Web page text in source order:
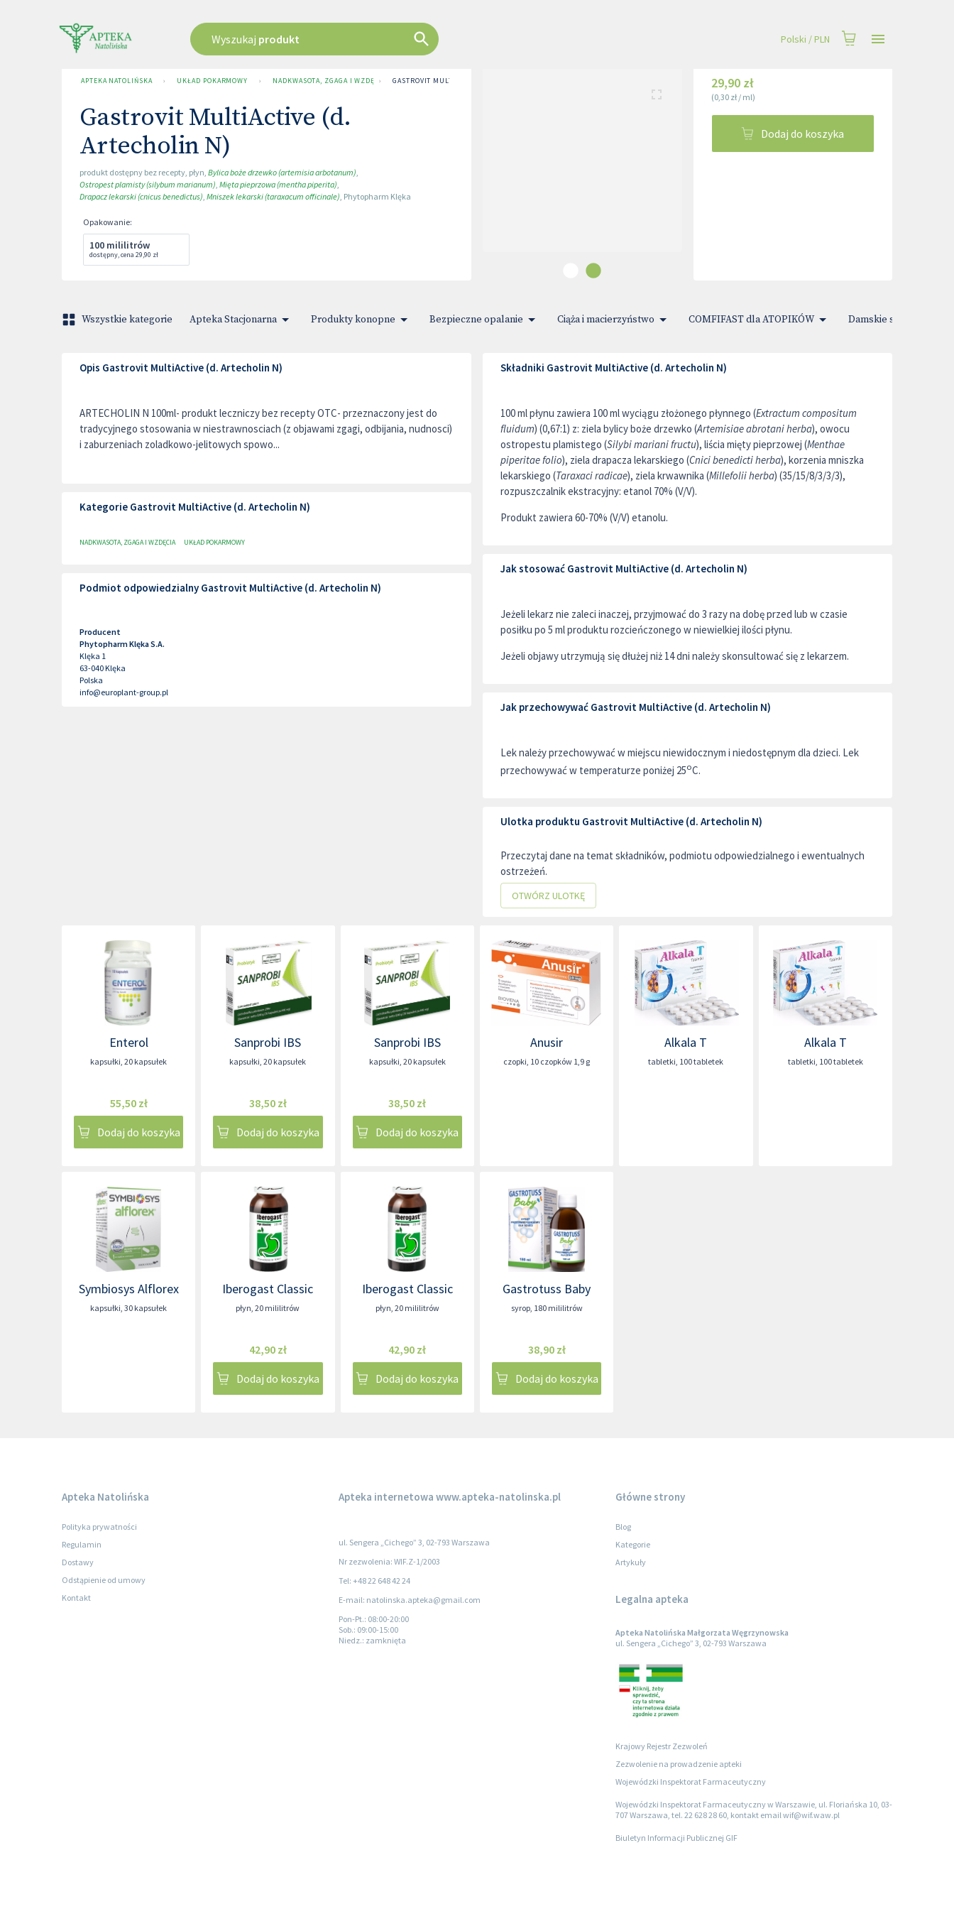
Wyszukaj produkt Polski /PLN
APTEKA NATOLIŃSKA › UKŁAD POKARMOWY › NADKWASOTA, ZGAGA I WZDĘCIA
› GASTROVIT MULTIACTIVE (D. ARTECHOLIN N)
Gastrovit MultiActive (d.
Artecholin N)
produkt dostępny bez recepty, płyn, Bylica boże drzewko (artemisia arbotanum),
Ostropest plamisty (silybum marianum), Mięta pieprzowa (mentha piperita),
Drapacz lekarski (cnicus benedictus), Mniszek lekarski (taraxacum officinale), Phytopharm Klęka
Opakowanie:
100 mililitrów
dostępny,cena 29,90 zł
29,90 zł
(0,30 zł/ ml)
Dodaj do koszyka
Wszystkie kategorie Apteka Stacjonarna Produkty konopne Bezpieczne opalanie Ciąża i macierzyństwo COMFIFAST dla ATOPIKÓW Damskie sprawy
Opis Gastrovit MultiActive (d. Artecholin N)
ARTECHOLIN N 100ml- produkt leczniczy bez recepty OTC- przeznaczony jest do
tradycyjnego stosowania w niestrawnosciach (z objawami zgagi, odbijania, nudnosci)
i zaburzeniach zoladkowo-jelitowych spowo...
Kategorie Gastrovit MultiActive (d. Artecholin N)
NADKWASOTA, ZGAGA I WZDĘCIA UKŁAD POKARMOWY
Podmiot odpowiedzialny Gastrovit MultiActive (d. Artecholin N)
Producent
Phytopharm Klęka S.A.
Klęka 1
63-040Klęka
Polska
info@europlant-group.pl
Składniki Gastrovit MultiActive (d. Artecholin N)
100 ml płynu zawiera 100 ml wyciągu złożonego płynnego (Extractum compositum
fluidum) (0,67:1) z: ziela bylicy boże drzewko (Artemisiae abrotani herba), owocu
ostropestu plamistego (Silybi mariani fructu), liścia mięty pieprzowej (Menthae
piperitae folio), ziela drapacza lekarskiego (Cnici benedicti herba), korzenia mniszka
lekarskiego (Taraxaci radicae), ziela krwawnika (Millefolii herba) (35/15/8/3/3/3),
rozpuszczalnik ekstracyjny: etanol 70% (V/V).
Produkt zawiera 60-70% (V/V) etanolu.
Jak stosować Gastrovit MultiActive (d. Artecholin N)
Jeżeli lekarz nie zaleci inaczej, przyjmować do 3 razy na dobę przed lub w czasie
posiłku po 5 ml produktu rozcieńczonego w niewielkiej ilości płynu.
Jeżeli objawy utrzymują się dłużej niż 14 dni należy skonsultować się z lekarzem.
Jak przechowywać Gastrovit MultiActive (d. Artecholin N)
Lek należy przechowywać w miejscu niewidocznym i niedostępnym dla dzieci. Lek
przechowywać w temperaturze poniżej 25oC.
Ulotka produktu Gastrovit MultiActive (d. Artecholin N)
Przeczytaj dane na temat składników, podmiotu odpowiedzialnego i ewentualnych
ostrzeżeń.
OTWÓRZ ULOTKĘ
Enterol
kapsułki ,20 kapsułek
55,50 zł
Dodaj do koszyka
Sanprobi IBS
kapsułki ,20 kapsułek
38,50 zł
Dodaj do koszyka
Sanprobi IBS
kapsułki 20 kapsułek
38,50 zł
Dodaj do koszyka
Anusir
czopki 10 czopków 1,9 g
Alkala T
tabletki 100 tabletek
Alkala T
tabletki 100 tabletek
Symbiosys Alflorex
kapsułki ,30 kapsułek
Iberogast Classic
płyn ,20 mililitrów
42,90 zł
Dodaj do koszyka
Iberogast Classic
płyn 20 mililitrów
42,90 zł
Dodaj do koszyka
Gastrotuss Baby
syrop, 180 mililitrów
38,90 zł
Dodaj do koszyka
Apteka Natolińska
Polityka prywatności
Regulamin
Dostawy
Odstąpienie od umowy
Kontakt
Apteka internetowa www.apteka-natolinska.pl
ul. Sengera „Cichego” 3, 02-793 Warszawa
Nr zezwolenia: WIF.Z-1/2003
Tel: +48 22 648 42 24
E-mail: natolinska.apteka@gmail.com
Pon-Pt.: 08:00-20:00
Sob.: 09:00-15:00
Niedz.: zamknięta
Główne strony
Blog
Kategorie
Artykuły
Legalna apteka
Apteka Natolińska Małgorzata Węgrzynowska
ul. Sengera „Cichego” 3, 02-793 Warszawa
Krajowy Rejestr Zezwoleń
Zezwolenie na prowadzenie apteki
Wojewódzki Inspektorat Farmaceutyczny
Wojewódzki Inspektorat Farmaceutyczny w Warszawie, ul. Floriańska 10, 03-
707 Warszawa, tel. 22 628 28 60, kontakt email wif@wif.waw.pl
Biuletyn Informacji Publicznej GIF